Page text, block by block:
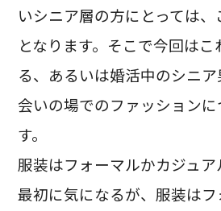
いシニア層の方にとっては
となります。そこで今回は
る、あるいは婚活中のシニ
会いの場でのファッション
す。
服装はフォーマルかカジュア
最初に気になるが、服装は